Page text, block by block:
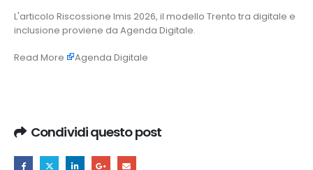
L'articolo Riscossione Imis 2026, il modello Trento tra digitale e
inclusione proviene da Agenda Digitale.
Read More Agenda Digitale
Condividi questo post